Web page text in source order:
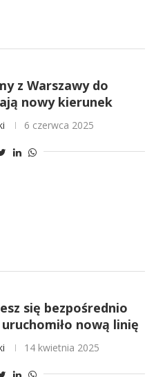
z Warszawy do
nowy kierunek
6 czerwca 2025
się bezpośrednio
nową linię
14 kwietnia 2025